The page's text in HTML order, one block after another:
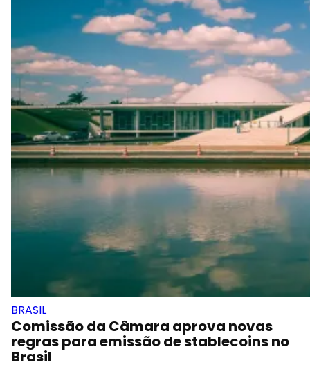
BRASIL
Comissão da Câmara aprova novas
regras para emissão de stablecoins no
Brasil